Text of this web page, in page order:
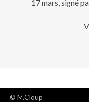
17 mars, signé
© M.Cloup